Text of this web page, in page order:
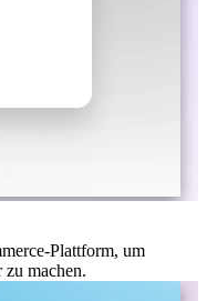
Plattform, um
machen.